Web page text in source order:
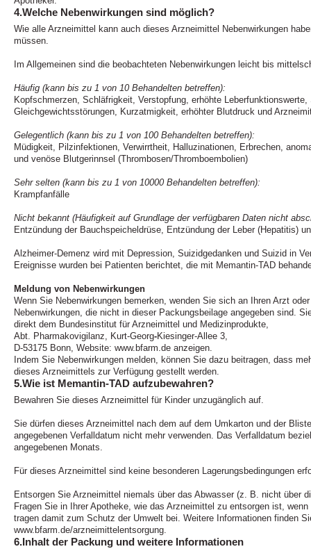
4.Welche Nebenwirkungen sind möglich?
Wie alle Arzneimittel kann auch dieses Arzneimittel Nebenwirkungen
müssen.
Im Allgemeinen sind die beobachteten Nebenwirkungen leicht bis
Häufig (kann bis zu 1 von 10 Behandelten betreffen):
Kopfschmerzen, Schläfrigkeit, Verstopfung, erhöhte Leberfunktionswerte,
Gleichgewichtsstörungen, Kurzatmigkeit, erhöhter Blutdruck und
Gelegentlich (kann bis zu 1 von 100 Behandelten betreffen):
Müdigkeit, Pilzinfektionen, Verwirrtheit, Halluzinationen, Erbrechen,
und venöse Blutgerinnsel (Thrombosen/Thromboembolien)
Sehr selten (kann bis zu 1 von 10000 Behandelten betreffen):
Krampfanfälle
Nicht bekannt (Häufigkeit auf Grundlage der verfügbaren Daten nicht
Entzündung der Bauchspeicheldrüse, Entzündung der Leber (Hepatitis)
Alzheimer-Demenz wird mit Depression, Suizidgedanken und Suizid in
Ereignisse wurden bei Patienten berichtet, die mit Memantin-TAD
Meldung von Nebenwirkungen
Wenn Sie Nebenwirkungen bemerken, wenden Sie sich an Ihren Arzt
Nebenwirkungen, die nicht in dieser Packungsbeilage angegeben sind.
direkt dem Bundesinstitut für Arzneimittel und Medizinprodukte,
Abt. Pharmakovigilanz, Kurt-Georg-Kiesinger-Allee 3,
D-53175 Bonn, Website: www.bfarm.de anzeigen.
Indem Sie Nebenwirkungen melden, können Sie dazu beitragen, dass
dieses Arzneimittels zur Verfügung gestellt werden.
5.Wie ist Memantin-TAD aufzubewahren?
Bewahren Sie dieses Arzneimittel für Kinder unzugänglich auf.
Sie dürfen dieses Arzneimittel nach dem auf dem Umkarton und der
angegebenen Verfalldatum nicht mehr verwenden. Das Verfalldatum
angegebenen Monats.
Für dieses Arzneimittel sind keine besonderen Lagerungsbedingungen
Entsorgen Sie Arzneimittel niemals über das Abwasser (z. B. nicht über
Fragen Sie in Ihrer Apotheke, wie das Arzneimittel zu entsorgen ist,
tragen damit zum Schutz der Umwelt bei. Weitere Informationen finden
www.bfarm.de/arzneimittelentsorgung.
6.Inhalt der Packung und weitere Informationen